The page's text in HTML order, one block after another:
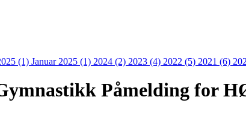
(1) Januar 2025 (1) 2024 (2) 2023 (4) 2022 (5) 2021 (6)
Påmelding for